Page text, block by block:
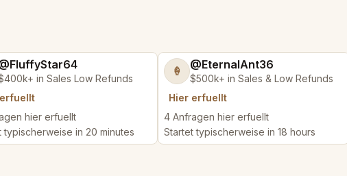
in Sales Low Refunds
hier erfuellt
typischerweise in 20 minutes
🍦 @EternalAnt36
$500k+ in Sales & Low Refunds
Hier erfuellt
4 Anfragen hier erfuellt
Startet typischerweise in 18 hours